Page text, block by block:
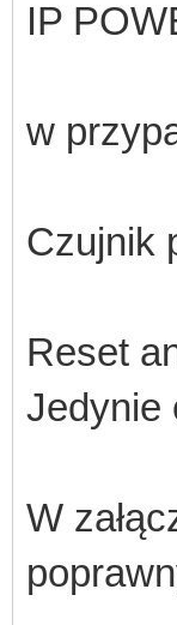
IP
w
Czujnik
Reset
Jedynie
W